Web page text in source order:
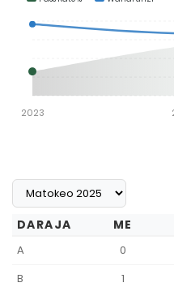
2023
DARAJA ME
A 0
B
1